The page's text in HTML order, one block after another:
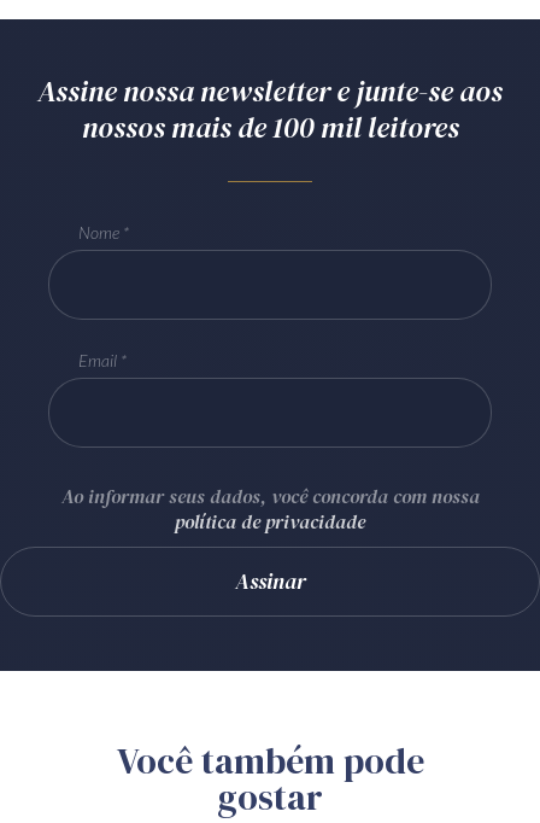
Assine nossa newsletter e junte-se aos
nossos mais de 100 mil leitores
Nome
Email
Ao informar seus dados, você concorda com nossa
política de privacidade
Você também pode
gostar